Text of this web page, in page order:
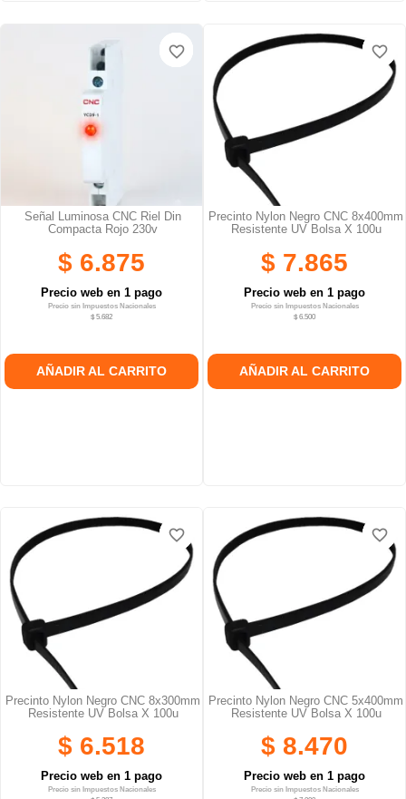
Señal Luminosa CNC Riel Din
Compacta Rojo 230v
$ 6.875
Precio web en 1 pago
Precio sin Impuestos Nacionales
$ 5.682
AÑADIR AL CARRITO
favorite_border
favorite_border
favorite_border
Precinto Nylon Negro CNC 8x400mm
Resistente UV Bolsa X 100u
$ 7.865
Precio web en 1 pago
Precio sin Impuestos Nacionales
$ 6.500
AÑADIR AL CARRITO
favorite_border
favorite_border
favorite_border
Precinto Nylon Negro CNC 8x300mm
Resistente UV Bolsa X 100u
$ 6.518
Precio web en 1 pago
Precio sin Impuestos Nacionales
favorite_border
favorite_border
favorite_border
Precinto Nylon Negro CNC 5x400mm
Resistente UV Bolsa X 100u
$ 8.470
Precio web en 1 pago
Precio sin Impuestos Nacionales
favorite_border
favorite_border
favorite_border